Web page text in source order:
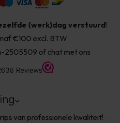
(werk)dag verstuurd!
€100 excl. BTW
2505509 of chat met ons
van professionele kwaliteit!